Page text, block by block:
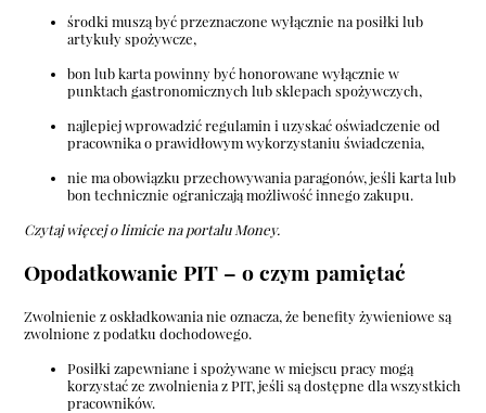
środki muszą być przeznaczone wyłącznie na posiłki lub
artykuły spożywcze,
bon lub karta powinny być honorowane wyłącznie w
punktach gastronomicznych lub sklepach spożywczych,
najlepiej wprowadzić regulamin i uzyskać oświadczenie od
pracownika o prawidłowym wykorzystaniu świadczenia,
nie ma obowiązku przechowywania paragonów, jeśli karta lub
bon technicznie ograniczają możliwość innego zakupu.
Czytaj więcej o limicie na portalu Money.
Opodatkowanie PIT – o czym pamiętać
Zwolnienie z oskładkowania nie oznacza, że benefity żywieniowe są
zwolnione z podatku dochodowego.
Posiłki zapewniane i spożywane w miejscu pracy mogą
korzystać ze zwolnienia z PIT, jeśli są dostępne dla wszystkich
pracowników.